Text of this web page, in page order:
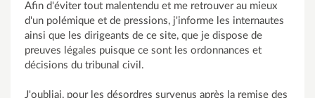
Afin d'éviter tout malentendu et me retrouver au mieux
d'un polémique et de pressions, j'informe les internautes
ainsi que les dirigeants de ce site, que je dispose de
preuves légales puisque ce sont les ordonnances et
décisions du tribunal civil.
J'oubliai, pour les désordres survenus après la remise des